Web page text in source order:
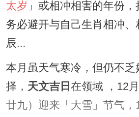
太岁 」或相冲相害的年份，
务必避开与自己生肖相冲
辰...
本月虽天气寒冷，但仍不
择， 天文吉日 在领域 ，12
廿九）迎来「大雪」节气，